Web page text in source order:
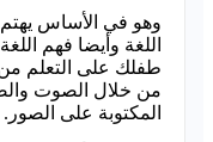
وهو في الأساس
اللغة وأيضا فهم
طفلك على التعلم
من خلال الصوت
المكتوبة على الصور.